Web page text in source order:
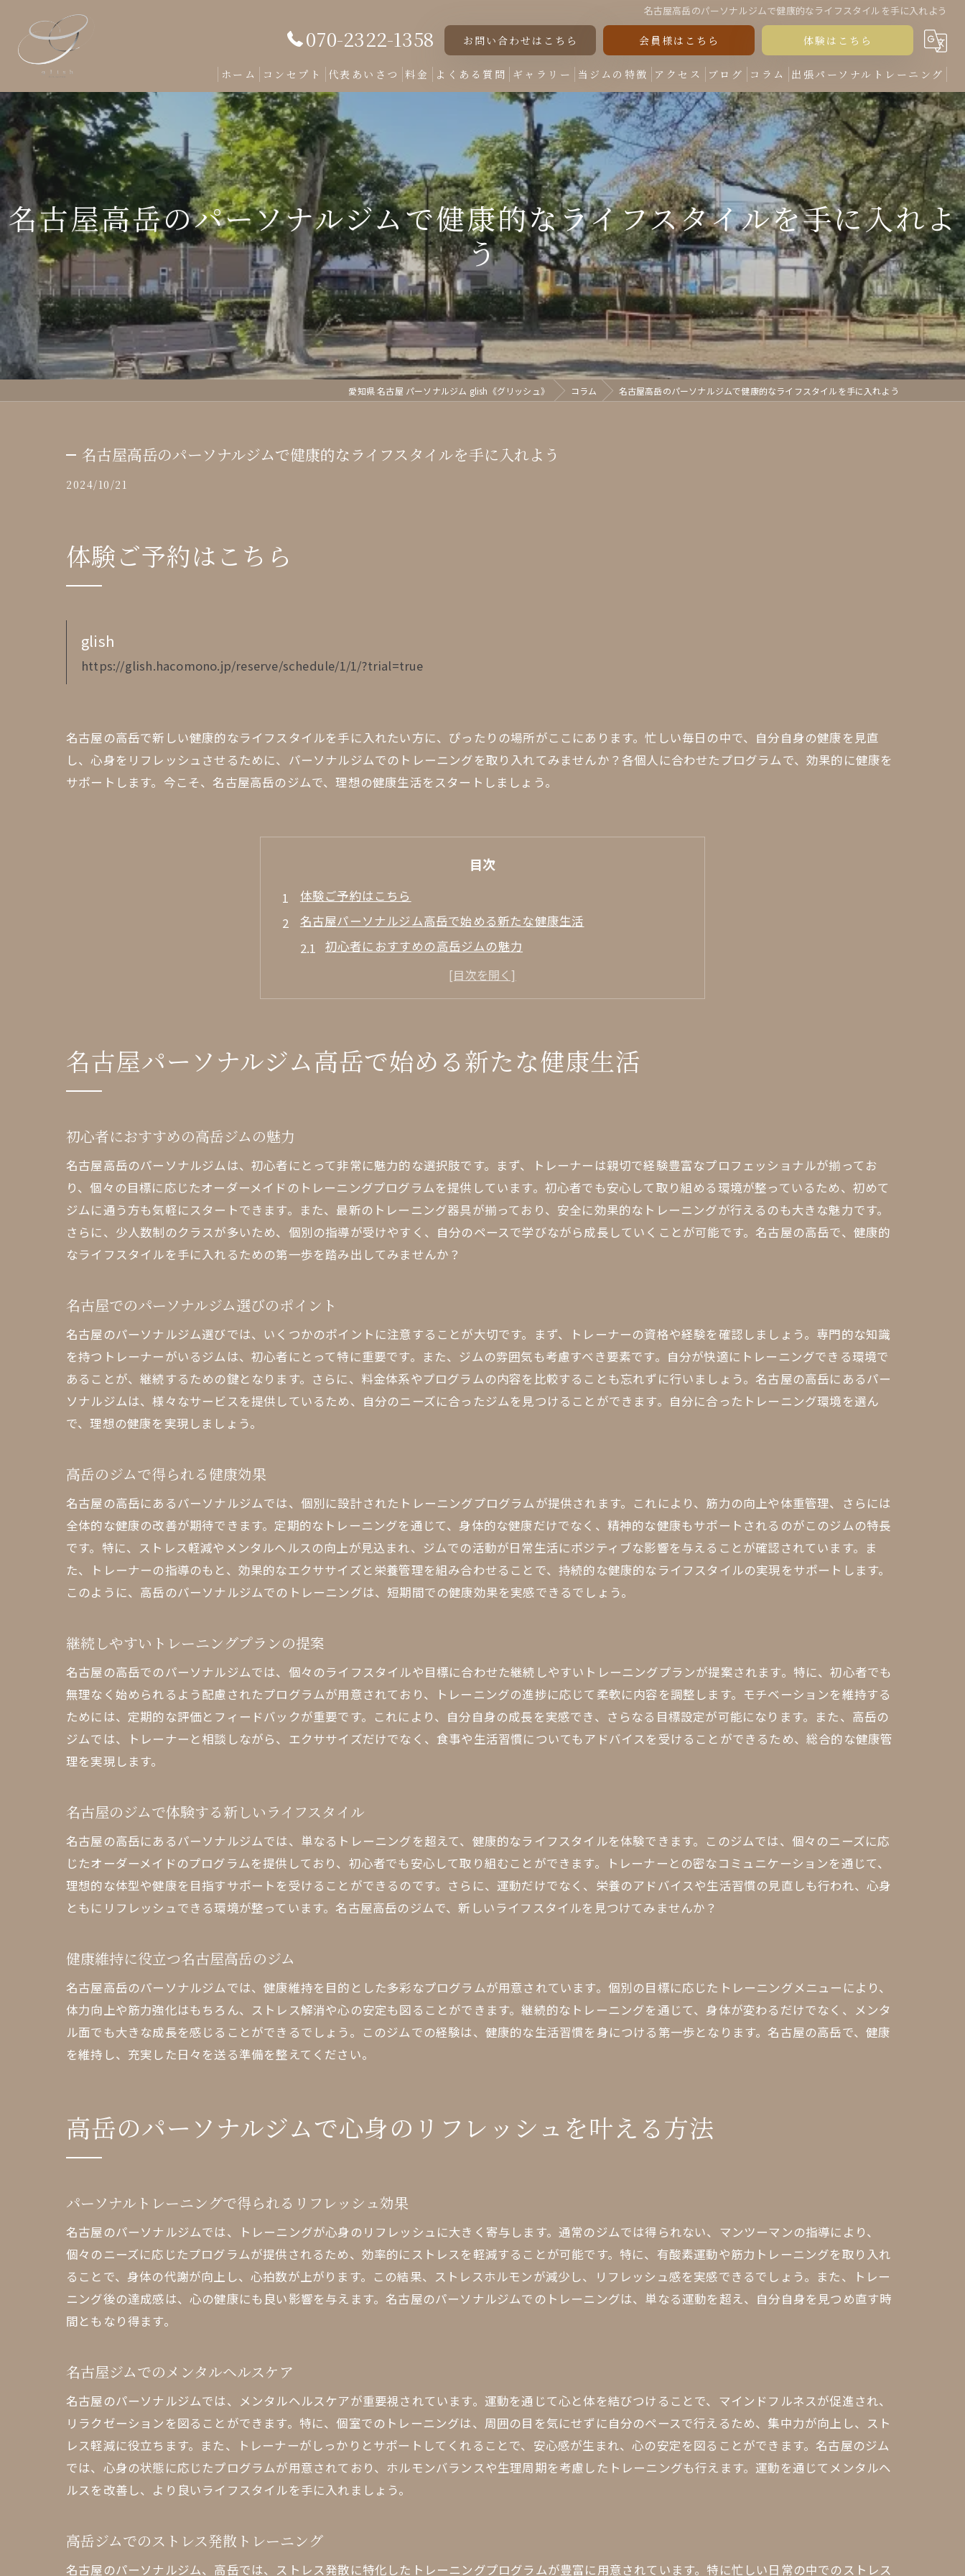
名古屋高岳のパーソナルジムで健康的なライフスタイルを手に入れよう
070-2322-1358 お問い合わせはこちら 会員様はこちら 体験はこちら
ホーム コンセプト 代表あいさつ 料金 よくある質問 ギャラリー 当ジムの特徴
女性専用
美脚
美尻
くびれ
ダイエット
アクセス ブログ コラム 出張パーソナルトレーニング
名古屋高岳のパーソナルジムで健康的なライフスタイルを手に入れよ
う
愛知県 名古屋 パーソナルジム glish《グリッシュ》 コラム 名古屋高岳のパーソナルジムで健康的なライフスタイルを手に入れよう
名古屋高岳のパーソナルジムで健康的なライフスタイルを手に入れよう
2024/10/21
体験ご予約はこちら
glish
https://glish.hacomono.jp/reserve/schedule/1/1/?trial=true
名古屋の高岳で新しい健康的なライフスタイルを手に入れたい方に、ぴったりの場所がここにあります。忙しい毎日の中で、自分自身の健康を見直
し、心身をリフレッシュさせるために、パーソナルジムでのトレーニングを取り入れてみませんか？各個人に合わせたプログラムで、効果的に健康を
サポートします。今こそ、名古屋高岳のジムで、理想の健康生活をスタートしましょう。
目次
体験ご予約はこちら
名古屋パーソナルジム高岳で始める新たな健康生活
初心者におすすめの高岳ジムの魅力
名古屋でのパーソナルジム選びのポイント
高岳のジムで得られる健康効果
名古屋のジムで体験する新しいライフスタイル
健康維持に役立つ名古屋高岳のジム
高岳ジムでのストレス発散トレーニング
体調改善プログラムの効果的な活用法
名古屋で心身のバランスを整える秘訣
ジムでの日常に取り入れるリラックス法
時間効率を考えた名古屋のジム通い
名古屋ジムでの時短トレーニングのメリット
仕事帰りにも通える高岳ジムの魅力
名古屋でのライフスタイルを変えるトレーニング
高岳ジムでの長期的な健康計画
パーソナルコーチと共に目指す健康目標
名古屋ジムでの栄養アドバイスの活用
理想の体づくりを支える高岳の施設
名古屋での生活を豊かにする健康習慣
高岳ジムでの効果的なカスタマイズトレーニング
名古屋で自分に合ったプランを見つける方法
個別指導がもたらす名古屋での健康効果
高岳のジムでのパーソナライズドケア
高岳ジムでの施設環境の利点
名古屋のジムで進化するトレーニング
充実した設備での効率的なトレーニング
名古屋での生活充実に役立つジムの活用法
高岳ジムでのトレーニングがもたらす生活変化
名古屋での健康維持に最適なジムの選び方
健康的なライフスタイルを名古屋で実現する
新しい健康習慣を始めるための準備
名古屋での目標を達成するためのステップ
高岳ジムでの健康習慣の確立法
名古屋で健康的な生活を始めるためのガイド
高岳での習慣化を支えるトレーニングプラン
名古屋パーソナルジム高岳で始める新たな健康生活
初心者におすすめの高岳ジムの魅力
名古屋高岳のパーソナルジムは、初心者にとって非常に魅力的な選択肢です。まず、トレーナーは親切で経験豊富なプロフェッショナルが揃ってお
り、個々の目標に応じたオーダーメイドのトレーニングプログラムを提供しています。初心者でも安心して取り組める環境が整っているため、初めて
ジムに通う方も気軽にスタートできます。また、最新のトレーニング器具が揃っており、安全に効果的なトレーニングが行えるのも大きな魅力です。
さらに、少人数制のクラスが多いため、個別の指導が受けやすく、自分のペースで学びながら成長していくことが可能です。名古屋の高岳で、健康的
なライフスタイルを手に入れるための第一歩を踏み出してみませんか？
名古屋でのパーソナルジム選びのポイント
名古屋のパーソナルジム選びでは、いくつかのポイントに注意することが大切です。まず、トレーナーの資格や経験を確認しましょう。専門的な知識
を持つトレーナーがいるジムは、初心者にとって特に重要です。また、ジムの雰囲気も考慮すべき要素です。自分が快適にトレーニングできる環境で
あることが、継続するための鍵となります。さらに、料金体系やプログラムの内容を比較することも忘れずに行いましょう。名古屋の高岳にあるパー
ソナルジムは、様々なサービスを提供しているため、自分のニーズに合ったジムを見つけることができます。自分に合ったトレーニング環境を選ん
で、理想の健康を実現しましょう。
高岳のジムで得られる健康効果
名古屋の高岳にあるパーソナルジムでは、個別に設計されたトレーニングプログラムが提供されます。これにより、筋力の向上や体重管理、さらには
全体的な健康の改善が期待できます。定期的なトレーニングを通じて、身体的な健康だけでなく、精神的な健康もサポートされるのがこのジムの特長
です。特に、ストレス軽減やメンタルヘルスの向上が見込まれ、ジムでの活動が日常生活にポジティブな影響を与えることが確認されています。ま
た、トレーナーの指導のもと、効果的なエクササイズと栄養管理を組み合わせることで、持続的な健康的なライフスタイルの実現をサポートします。
このように、高岳のパーソナルジムでのトレーニングは、短期間での健康効果を実感できるでしょう。
継続しやすいトレーニングプランの提案
名古屋の高岳でのパーソナルジムでは、個々のライフスタイルや目標に合わせた継続しやすいトレーニングプランが提案されます。特に、初心者でも
無理なく始められるよう配慮されたプログラムが用意されており、トレーニングの進捗に応じて柔軟に内容を調整します。モチベーションを維持する
ためには、定期的な評価とフィードバックが重要です。これにより、自分自身の成長を実感でき、さらなる目標設定が可能になります。また、高岳の
ジムでは、トレーナーと相談しながら、エクササイズだけでなく、食事や生活習慣についてもアドバイスを受けることができるため、総合的な健康管
理を実現します。
名古屋のジムで体験する新しいライフスタイル
名古屋の高岳にあるパーソナルジムでは、単なるトレーニングを超えて、健康的なライフスタイルを体験できます。このジムでは、個々のニーズに応
じたオーダーメイドのプログラムを提供しており、初心者でも安心して取り組むことができます。トレーナーとの密なコミュニケーションを通じて、
理想的な体型や健康を目指すサポートを受けることができるのです。さらに、運動だけでなく、栄養のアドバイスや生活習慣の見直しも行われ、心身
ともにリフレッシュできる環境が整っています。名古屋高岳のジムで、新しいライフスタイルを見つけてみませんか？
健康維持に役立つ名古屋高岳のジム
名古屋高岳のパーソナルジムでは、健康維持を目的とした多彩なプログラムが用意されています。個別の目標に応じたトレーニングメニューにより、
体力向上や筋力強化はもちろん、ストレス解消や心の安定も図ることができます。継続的なトレーニングを通じて、身体が変わるだけでなく、メンタ
ル面でも大きな成長を感じることができるでしょう。このジムでの経験は、健康的な生活習慣を身につける第一歩となります。名古屋の高岳で、健康
を維持し、充実した日々を送る準備を整えてください。
高岳のパーソナルジムで心身のリフレッシュを叶える方法
パーソナルトレーニングで得られるリフレッシュ効果
名古屋のパーソナルジムでは、トレーニングが心身のリフレッシュに大きく寄与します。通常のジムでは得られない、マンツーマンの指導により、
個々のニーズに応じたプログラムが提供されるため、効率的にストレスを軽減することが可能です。特に、有酸素運動や筋力トレーニングを取り入れ
ることで、身体の代謝が向上し、心拍数が上がります。この結果、ストレスホルモンが減少し、リフレッシュ感を実感できるでしょう。また、トレー
ニング後の達成感は、心の健康にも良い影響を与えます。名古屋のパーソナルジムでのトレーニングは、単なる運動を超え、自分自身を見つめ直す時
間ともなり得ます。
名古屋ジムでのメンタルヘルスケア
名古屋のパーソナルジムでは、メンタルヘルスケアが重要視されています。運動を通じて心と体を結びつけることで、マインドフルネスが促進され、
リラクゼーションを図ることができます。特に、個室でのトレーニングは、周囲の目を気にせずに自分のペースで行えるため、集中力が向上し、スト
レス軽減に役立ちます。また、トレーナーがしっかりとサポートしてくれることで、安心感が生まれ、心の安定を図ることができます。名古屋のジム
では、心身の状態に応じたプログラムが用意されており、ホルモンバランスや生理周期を考慮したトレーニングも行えます。運動を通じてメンタルヘ
ルスを改善し、より良いライフスタイルを手に入れましょう。
高岳ジムでのストレス発散トレーニング
名古屋のパーソナルジム、高岳では、ストレス発散に特化したトレーニングプログラムが豊富に用意されています。特に忙しい日常の中でのストレス